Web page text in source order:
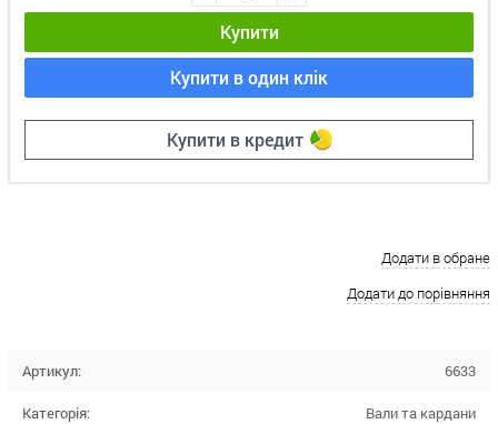
Купити
Купити в один клік
Купити в кредит
Додати в обране
Додати до порівняння
Артикул: 6633
Категорія: Вали та кардани